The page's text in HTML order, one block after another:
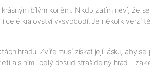
bílým koněm. Nikdo zatím neví, že
království vysvobodí. Je několik verzí
hradu. Zvíře musí získat její lásku, aby
a s ním i celý dosud strašidelný hrad -